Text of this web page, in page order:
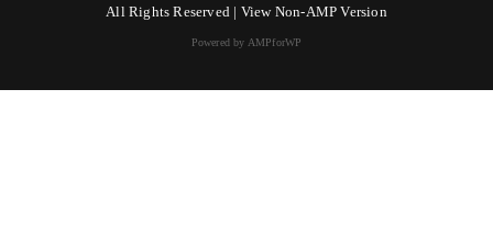
All Rights Reserved | View Non-AMP Version
Powered by AMPforWP